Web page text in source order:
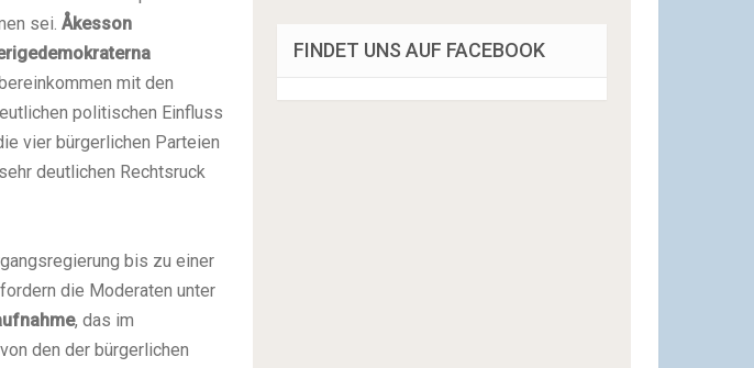
sei. Åkesson
mit den
politischen Einfluss
vier bürgerlichen Parteien
deutlichen Rechtsruck
bis zu einer
die Moderaten unter
, das im
den der bürgerlichen
FINDET UNS AUF FACEBOOK